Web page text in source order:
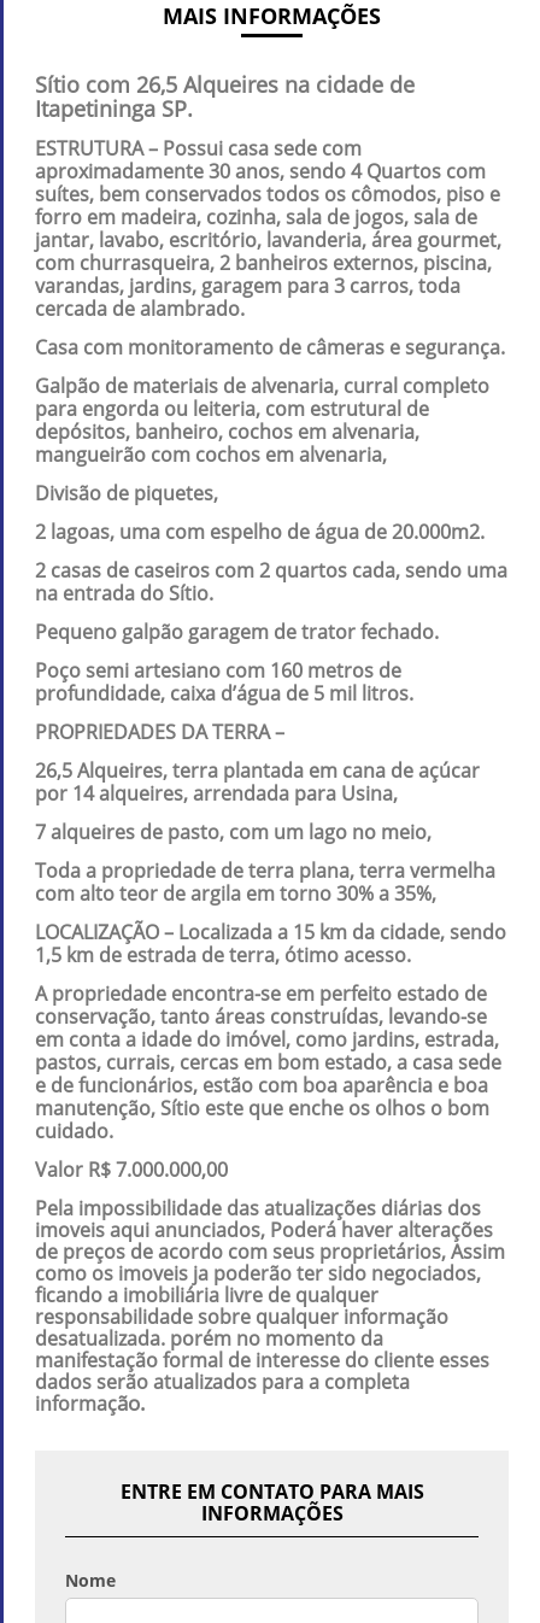
MAIS INFORMAÇÕES
Sítio com 26,5 Alqueires na cidade de
Itapetininga SP.
ESTRUTURA – Possui casa sede com
aproximadamente 30 anos, sendo 4 Quartos com
suítes, bem conservados todos os cômodos, piso e
forro em madeira, cozinha, sala de jogos, sala de
jantar, lavabo, escritório, lavanderia, área gourmet,
com churrasqueira, 2 banheiros externos, piscina,
varandas, jardins, garagem para 3 carros, toda
cercada de alambrado.
Casa com monitoramento de câmeras e segurança.
Galpão de materiais de alvenaria, curral completo
para engorda ou leiteria, com estrutural de
depósitos, banheiro, cochos em alvenaria,
mangueirão com cochos em alvenaria,
Divisão de piquetes,
2 lagoas, uma com espelho de água de 20.000m2.
2 casas de caseiros com 2 quartos cada, sendo uma
na entrada do Sítio.
Pequeno galpão garagem de trator fechado.
Poço semi artesiano com 160 metros de
profundidade, caixa d’água de 5 mil litros.
PROPRIEDADES DA TERRA –
26,5 Alqueires, terra plantada em cana de açúcar
por 14 alqueires, arrendada para Usina,
7 alqueires de pasto, com um lago no meio,
Toda a propriedade de terra plana, terra vermelha
com alto teor de argila em torno 30% a 35%,
LOCALIZAÇÃO – Localizada a 15 km da cidade, sendo
1,5 km de estrada de terra, ótimo acesso.
A propriedade encontra-se em perfeito estado de
conservação, tanto áreas construídas, levando-se
em conta a idade do imóvel, como jardins, estrada,
pastos, currais, cercas em bom estado, a casa sede
e de funcionários, estão com boa aparência e boa
manutenção, Sítio este que enche os olhos o bom
cuidado.
Valor R$ 7.000.000,00
Pela impossibilidade das atualizações diárias dos
imoveis aqui anunciados, Poderá haver alterações
de preços de acordo com seus proprietários, Assim
como os imoveis ja poderão ter sido negociados,
ficando a imobiliária livre de qualquer
responsabilidade sobre qualquer informação
desatualizada. porém no momento da
manifestação formal de interesse do cliente esses
dados serão atualizados para a completa
informação.
ENTRE EM CONTATO PARA MAIS
INFORMAÇÕES
Nome